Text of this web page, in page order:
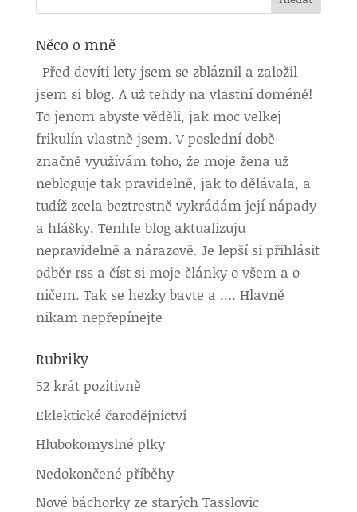
Něco o mně
Před devíti lety jsem se zbláznil a založil
jsem si blog. A už tehdy na vlastní doméně!
To jenom abyste věděli, jak moc velkej
frikulín vlastně jsem. V poslední době
značně využívám toho, že moje žena už
nebloguje tak pravidelně, jak to dělávala, a
tudíž zcela beztrestně vykrádám její nápady
a hlášky. Tenhle blog aktualizuju
nepravidelně a nárazově. Je lepší si přihlásit
odběr rss a číst si moje články o všem a o
ničem. Tak se hezky bavte a …. Hlavně
nikam nepřepínejte
Rubriky
52 krát pozitivně
Eklektické čarodějnictví
Hlubokomyslné plky
Nedokončené příběhy
Nové báchorky ze starých Tasslovic